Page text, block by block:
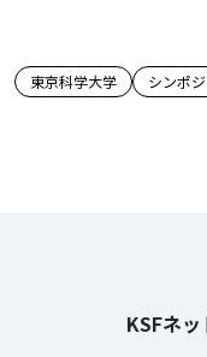
この記事の
東京科学大学 シンポ
KSFネ